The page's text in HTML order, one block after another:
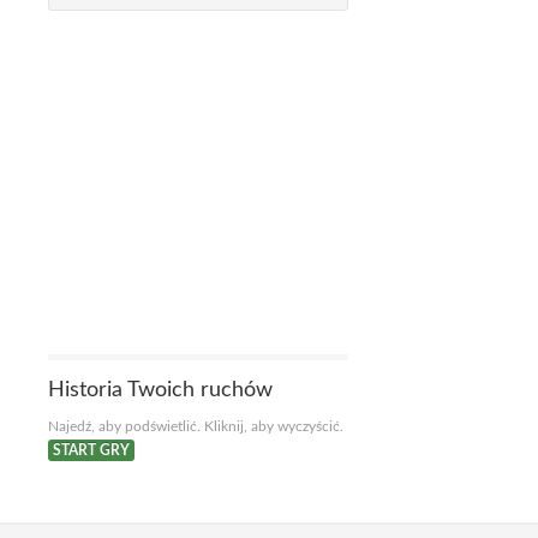
Historia Twoich ruchów
Najedź, aby podświetlić. Kliknij, aby wyczyścić.
START GRY